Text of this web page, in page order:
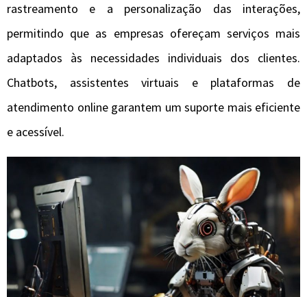
rastreamento e a personalização das interações,
permitindo que as empresas ofereçam serviços mais
adaptados às necessidades individuais dos clientes.
Chatbots, assistentes virtuais e plataformas de
atendimento online garantem um suporte mais eficiente
e acessível.